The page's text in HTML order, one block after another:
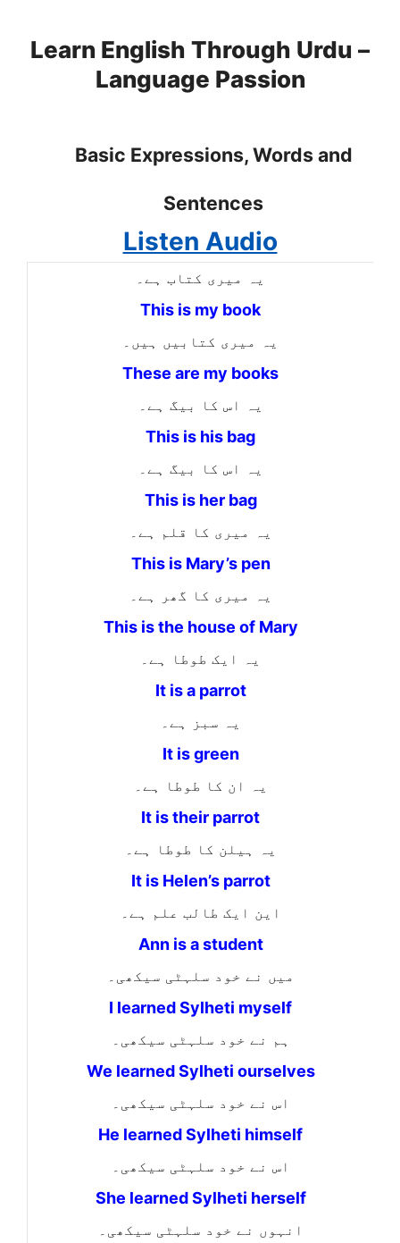
contentLearn English Through Urdu –
Language Passion
Basic Expressions, Words and
Sentences
Listen Audio
یہ میری کتاب ہے۔
This is my book
یہ میری کتابیں ہیں۔
These are my books
یہ اس کا بیگ ہے۔
This is his bag
یہ اس کا بیگ ہے۔
This is her bag
یہ میری کا قلم ہے۔
This is Mary’s pen
یہ میری کا گھر ہے۔
This is the house of Mary
یہ ایک طوطا ہے۔
It is a parrot
یہ سبز ہے۔
It is green
یہ ان کا طوطا ہے۔
It is their parrot
یہ ہیلن کا طوطا ہے۔
It is Helen’s parrot
این ایک طالب علم ہے۔
Ann is a student
میں نے خود سلہٹی سیکھی۔
I learned Sylheti myself
ہم نے خود سلہٹی سیکھی۔
We learned Sylheti ourselves
اس نے خود سلہٹی سیکھی۔
He learned Sylheti himself
اس نے خود سلہٹی سیکھی۔
She learned Sylheti herself
انہوں نے خود سلہٹی سیکھی۔